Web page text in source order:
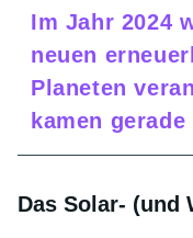
Im Jahr 2024
neuen
Planeten
kamen
Das Solar- (und